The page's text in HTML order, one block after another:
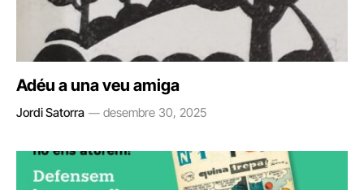
Adéu a una veu amiga
Jordi Satorra desembre 30, 2025